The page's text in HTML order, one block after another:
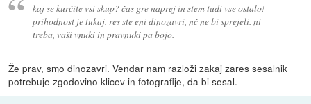
kaj se kurčite vsi skup? čas gre naprej in stem tudi vse ostalo!
prihodnost je tukaj. res ste eni dinozavri, nč ne bi sprejeli. ni
treba, vaši vnuki in pravnuki pa bojo.
Že prav, smo dinozavri. Vendar nam razloži zakaj zares sesalnik
potrebuje zgodovino klicev in fotografije, da bi sesal.